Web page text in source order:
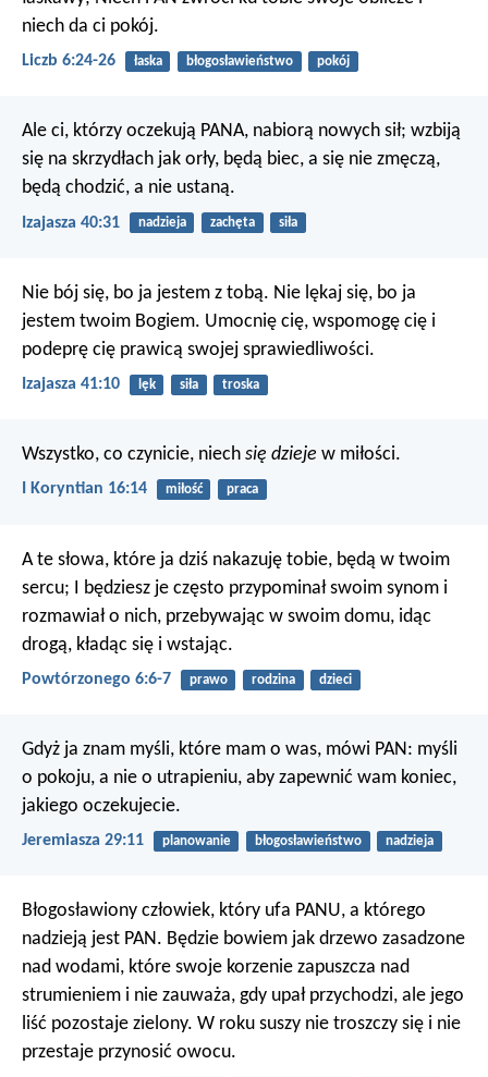
niech da ci pokój.
Liczb 6:24-26 łaska błogosławieństwo pokój
Ale ci, którzy oczekują PANA, nabiorą nowych sił; wzbiją
się na skrzydłach jak orły, będą biec, a się nie zmęczą,
będą chodzić, a nie ustaną.
Izajasza 40:31 nadzieja zachęta siła
Nie bój się, bo ja jestem z tobą. Nie lękaj się, bo ja
jestem twoim Bogiem. Umocnię cię, wspomogę cię i
podeprę cię prawicą swojej sprawiedliwości.
Izajasza 41:10 lęk siła troska
Wszystko, co czynicie, niech się dzieje w miłości.
I Koryntian 16:14 miłość praca
A te słowa, które ja dziś nakazuję tobie, będą w twoim
sercu; I będziesz je często przypominał swoim synom i
rozmawiał o nich, przebywając w swoim domu, idąc
drogą, kładąc się i wstając.
Powtórzonego 6:6-7 prawo rodzina dzieci
Gdyż ja znam myśli, które mam o was, mówi PAN: myśli
o pokoju, a nie o utrapieniu, aby zapewnić wam koniec,
jakiego oczekujecie.
Jeremiasza 29:11 planowanie błogosławieństwo nadzieja
Błogosławiony człowiek, który ufa PANU, a którego
nadzieją jest PAN. Będzie bowiem jak drzewo zasadzone
nad wodami, które swoje korzenie zapuszcza nad
strumieniem i nie zauważa, gdy upał przychodzi, ale jego
liść pozostaje zielony. W roku suszy nie troszczy się i nie
przestaje przynosić owocu.